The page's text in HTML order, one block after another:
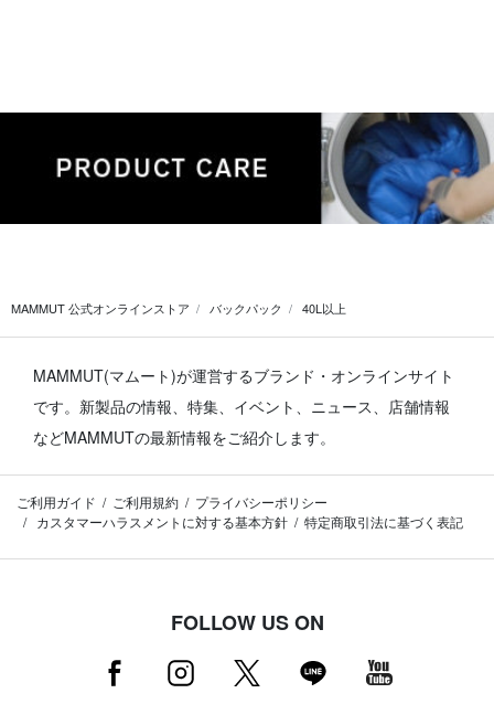
MAMMUT 公式オンラインストア バックパック 40L以上
MAMMUT(マムート)が運営するブランド・オンラインサイト
です。 新製品の情報、特集、イベント、ニュース、店舗情報
などMAMMUTの最新情報をご紹介します。
ご利用ガイド ご利用規約
プライバシーポリシー
カスタマーハラスメントに対する基本方針
特定商取引法に基づく表記
FOLLOW US ON